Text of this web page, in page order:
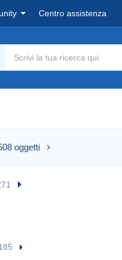
Centro assistenza
oggetti